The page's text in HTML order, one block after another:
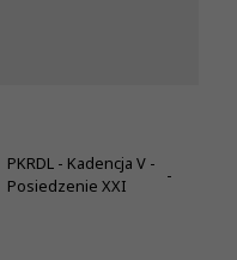
PKRDL - Kadencja V -
Posiedzenie XXI
-